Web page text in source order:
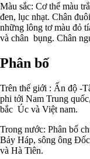
Màu sắc: Cơ thể màu
đen, lục nhạt. Chân
những lông tơ màu đỏ
và chân bụng. Chân
Phân bố
Trên thế giới : Ấn độ -
phi tới Nam Trung
bắc Úc và Việt nam.
Trong nước: Phân bố
Bảy Háp, sông ông
và Hà Tiên.